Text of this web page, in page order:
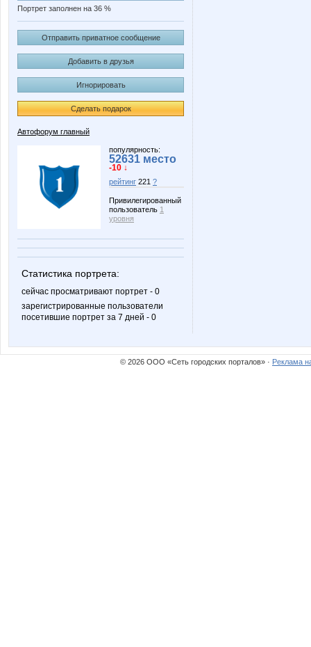
Портрет заполнен на 36 %
Отправить приватное сообщение
Добавить в друзья
Игнорировать
Сделать подарок
Автофорум главный
популярность:
52631 место
-10 ↓
рейтинг 221 ?
Привилегированный
пользователь 1
уровня
Статистика портрета:
сейчас просматривают портрет - 0
зарегистрированные пользователи
посетившие портрет за 7 дней - 0
© 2026 ООО «Сеть городских порталов» · Реклама